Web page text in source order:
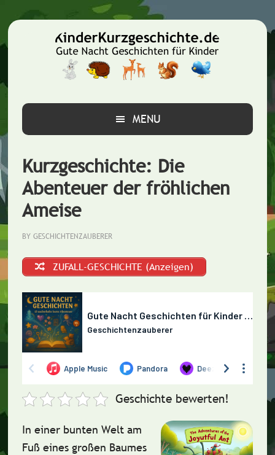
Hauptnavigation
springen
Inhalt
springen
Seitenspalte
springen
MENU
Kurzgeschichte: Die
Abenteuer der fröhlichen
Ameise
BY GESCHICHTENZAUBERER
ZUFALL-GESCHICHTE (Anzeigen)
Geschichte bewerten!
In einer bunten Welt am
Fuß eines großen Baumes